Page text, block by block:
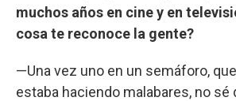
muchos años en cine y en
cosa te reconoce la gente?
—Una vez uno en un semáforo,
estaba haciendo malabares, no sé